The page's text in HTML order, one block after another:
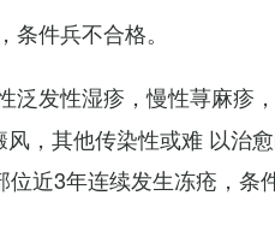
件兵不合格。
泛发性湿疹，慢性荨麻疹
，其他传染性或难 以治
近3年连续发生冻疮，条